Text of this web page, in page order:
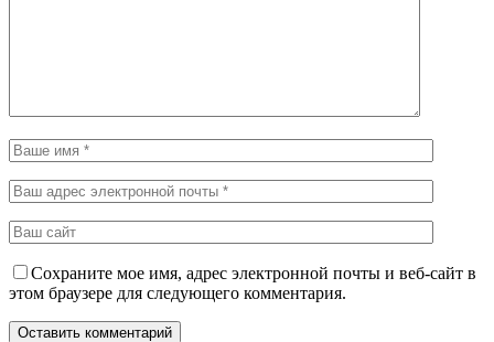
Сохраните мое имя, адрес электронной почты и веб-сайт в
этом браузере для следующего комментария.